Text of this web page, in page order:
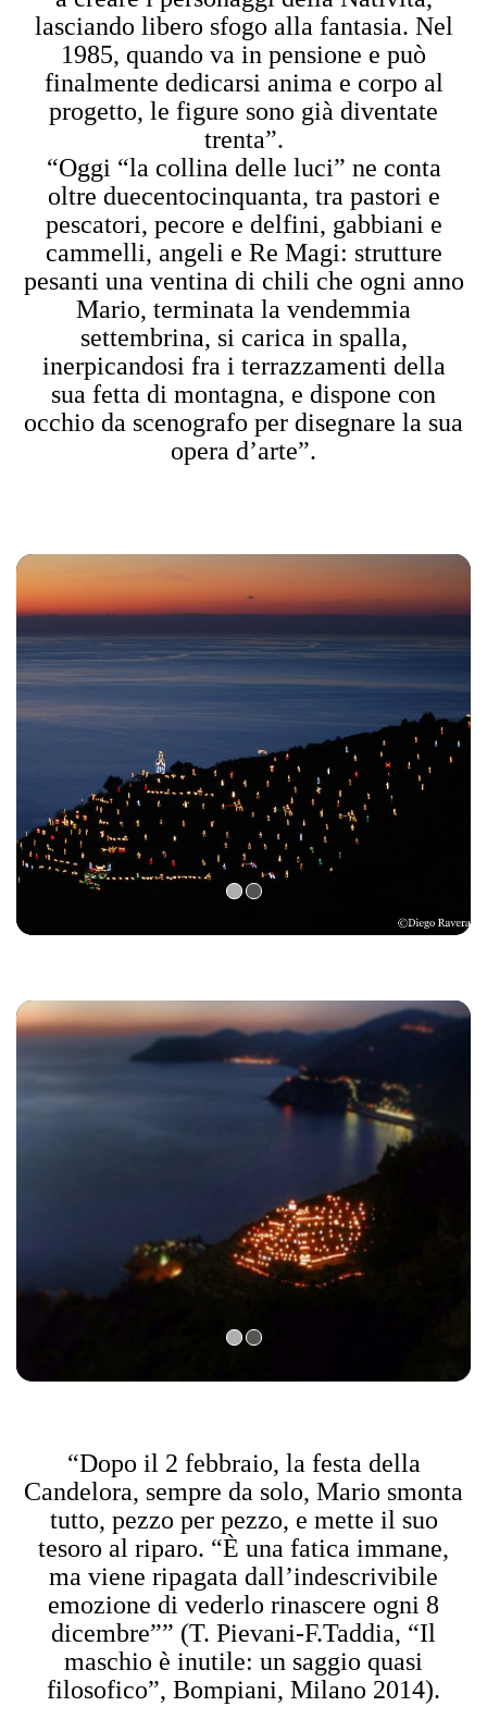
lasciando libero sfogo alla fantasia. Nel
1985, quando va in pensione e può
finalmente dedicarsi anima e corpo al
progetto, le figure sono già diventate
trenta”.
“Oggi “la collina delle luci” ne conta
oltre duecentocinquanta, tra pastori e
pescatori, pecore e delfini, gabbiani e
cammelli, angeli e Re Magi: strutture
pesanti una ventina di chili che ogni anno
Mario, terminata la vendemmia
settembrina, si carica in spalla,
inerpicandosi fra i terrazzamenti della
sua fetta di montagna, e dispone con
occhio da scenografo per disegnare la sua
opera d’arte”.
“Dopo il 2 febbraio, la festa della
Candelora, sempre da solo, Mario smonta
tutto, pezzo per pezzo, e mette il suo
tesoro al riparo. “È una fatica immane,
ma viene ripagata dall’indescrivibile
emozione di vederlo rinascere ogni 8
dicembre”” (T. Pievani-F.Taddia, “Il
maschio è inutile: un saggio quasi
filosofico”, Bompiani, Milano 2014).